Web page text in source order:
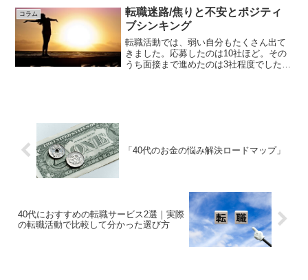
た。だから、逃げ道を残す本気を隠す無
難にやるそんな生き方をして...
コラム
転職迷路/焦りと不安とポジティ
ブシンキング
転職活動では、弱い自分もたくさん出て
きました。応募したのは10社ほど。その
うち面接まで進めたのは3社程度でした。
「40代のお金の悩み解決ロードマップ」
40代におすすめの転職サービス2選｜実際
の転職活動で比較して分かった選び方